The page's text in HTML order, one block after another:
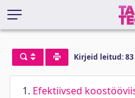
Kirjeid leitud: 83
1. Efektiivsed